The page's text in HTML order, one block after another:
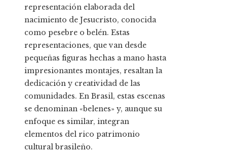
representación elaborada del
nacimiento de Jesucristo, conocida
como pesebre o belén. Estas
representaciones, que van desde
pequeñas figuras hechas a mano hasta
impresionantes montajes, resaltan la
dedicación y creatividad de las
comunidades. En Brasil, estas escenas
se denominan «belenes» y, aunque su
enfoque es similar, integran
elementos del rico patrimonio
cultural brasileño.